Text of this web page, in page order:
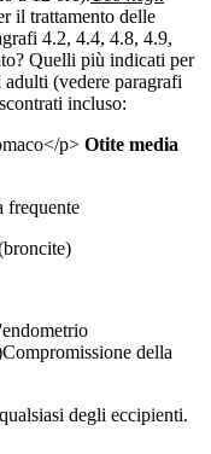
il trattamento delle
4.2, 4.4, 4.8, 4.9,
Quelli più indicati per
(vedere paragrafi
incluso:
p> Otite media
frequente
della
degli eccipienti.